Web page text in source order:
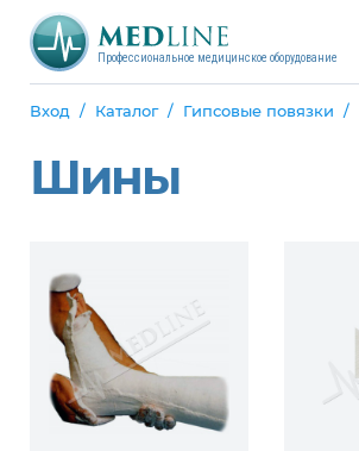
Профессиональное медицинское оборудование
Вход Каталог Гипсовые повязки
Шины